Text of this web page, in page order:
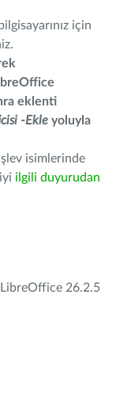
için
eklenti
-Ekle yoluyla
isimlerinde
ilgili duyurudan
26.2.5